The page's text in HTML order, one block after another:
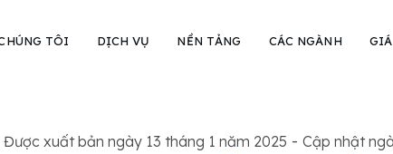
TÔI DỊCH VỤ NỀN TẢNG CÁC NGÀNH GIÁ
Được xuất bản ngày 13 tháng 1 năm 2025 - Cập nhật